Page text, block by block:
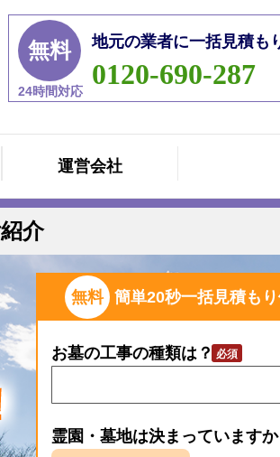
無料
24時間対応
地元の業者に一括見積も
0120-690-287
運営会社
介
無料 簡単20秒一括見積もり
お墓の工事の種類は？
霊園・墓地は決まっていますか